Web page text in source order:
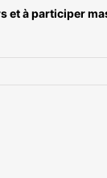
et à participer